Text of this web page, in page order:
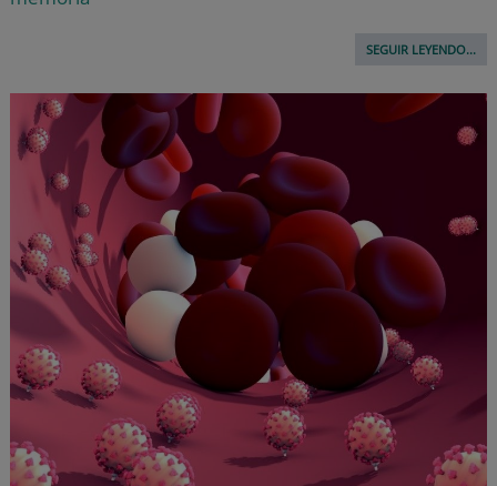
SEGUIR LEYENDO...